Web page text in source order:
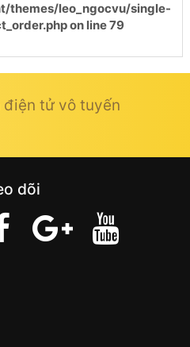
themes/leo_ngocvu/single-
on line79
tử vô tuyến
dõi